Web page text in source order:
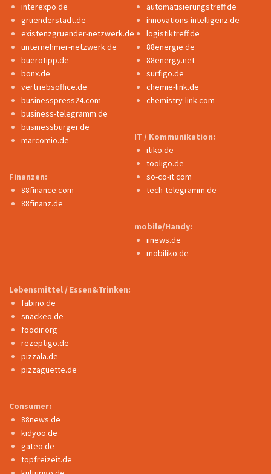
interexpo.de
gruenderstadt.de
existenzgruender-netzwerk.de
unternehmer-netzwerk.de
buerotipp.de
bonx.de
vertriebsoffice.de
businesspress24.com
business-telegramm.de
businessburger.de
marcomio.de
Finanzen:
88finance.com
88finanz.de
automatisierungstreff.de
innovations-intelligenz.de
logistiktreff.de
88energie.de
88energy.net
surfigo.de
chemie-link.de
chemistry-link.com
IT / Kommunikation:
itiko.de
tooligo.de
so-co-it.com
tech-telegramm.de
mobile/Handy:
iinews.de
mobiliko.de
Lebensmittel / Essen&Trinken:
fabino.de
snackeo.de
foodir.org
rezeptigo.de
pizzala.de
pizzaguette.de
Consumer:
88news.de
kidyoo.de
gateo.de
topfreizeit.de